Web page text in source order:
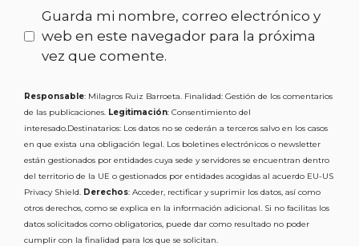
Guarda mi nombre, correo electrónico y
web en este navegador para la próxima
vez que comente.
Responsable: Milagros Ruiz Barroeta. Finalidad: Gestión de los comentarios
de las publicaciones. Legitimación: Consentimiento del
interesado.Destinatarios: Los datos no se cederán a terceros salvo en los casos
en que exista una obligación legal. Los boletines electrónicos o newsletter
están gestionados por entidades cuya sede y servidores se encuentran dentro
del territorio de la UE o gestionados por entidades acogidas al acuerdo EU-US
Privacy Shield. Derechos: Acceder, rectificar y suprimir los datos, así como
otros derechos, como se explica en la información adicional. Si no facilitas los
datos solicitados como obligatorios, puede dar como resultado no poder
cumplir con la finalidad para los que se solicitan.